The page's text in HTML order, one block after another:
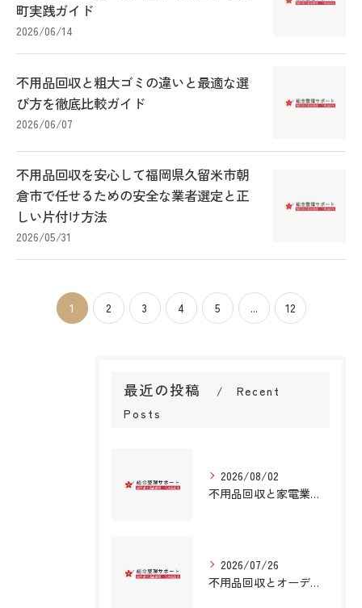
町実践ガイド
2026/06/14
不用品回収と粗大ゴミの違いと最適な選
び方を徹底比較ガイド
2026/06/07
不用品回収を安心して福岡県久留米市朝
倉市で任せるための安全な業者選定と正
しい片付け方法
2026/05/31
1 2 3 4 5 ... 12
最近の投稿
Recent
Posts
2026/08/02
不用品回収と家電業者の安全な選び方と正しい処分ステップを詳しく解説
2026/07/26
不用品回収とオーディオ処理を福岡県久留米市八女市で安心して依頼する方法